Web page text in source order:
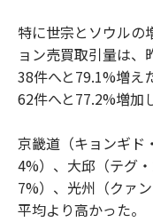
特に世宗とソウルの
ョン売買取引量は
38件へと79.1%増え
62件へと77.2%増加
京畿道（キョンギド
4%）、大邱（テグ
7%）、光州（クァ
平均より高かった。